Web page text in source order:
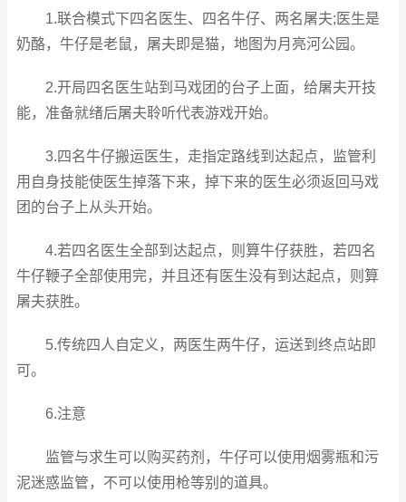
1.联合模式下四名医生、四名牛仔、两名屠夫;医生是
奶酪，牛仔是老鼠，屠夫即是猫，地图为月亮河公园。
2.开局四名医生站到马戏团的台子上面，给屠夫开技
能，准备就绪后屠夫聆听代表游戏开始。
3.四名牛仔搬运医生，走指定路线到达起点，监管利
用自身技能使医生掉落下来，掉下来的医生必须返回马戏
团的台子上从头开始。
4.若四名医生全部到达起点，则算牛仔获胜，若四名
牛仔鞭子全部使用完，并且还有医生没有到达起点，则算
屠夫获胜。
5.传统四人自定义，两医生两牛仔，运送到终点站即
可。
6.注意
监管与求生可以购买药剂，牛仔可以使用烟雾瓶和污
泥迷惑监管，不可以使用枪等别的道具。